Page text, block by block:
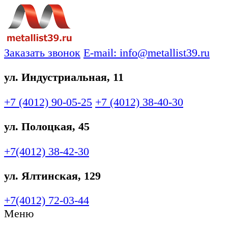
Заказать звонок E-mail: info@metallist39.ru
ул. Индустриальная, 11
+7 (4012) 90-05-25 +7 (4012) 38-40-30
ул. Полоцкая, 45
+7(4012) 38-42-30
ул. Ялтинская, 129
+7(4012) 72-03-44
Меню